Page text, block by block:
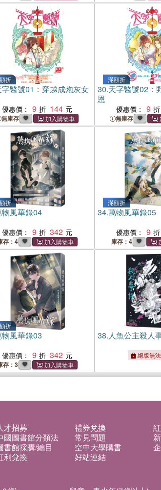
折
字醫號01：穿越成炮灰女
優惠價： 9 144
無庫存
滿額折
30.天字醫號02：
恩
優惠價： 9
無庫存
折
物風華錄04
優惠價： 9 342
存：4
滿額折
34.萬物風華錄05
優惠價： 9
庫存：4
折
風華錄03
優惠價： 9 342
存：3
38.人魚公主殺人
絕版無
才招募 禮券兌換
國圖書館分類法 常見問題
書館採購/編目 空中大學購書
利兌換 好站連結